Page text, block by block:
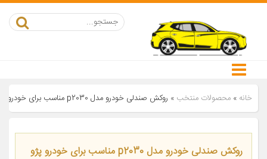
خانه » محصولات منتخب » روکش صندلی خودرو مدل p2030 مناسب برای خودرو پژو 405
روکش صندلی خودرو مدل p2030 مناسب برای خودرو پژو